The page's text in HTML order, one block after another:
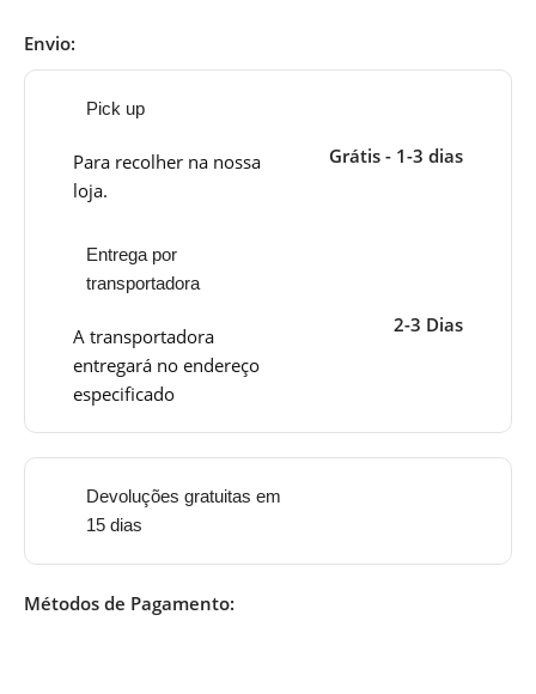
Envio:
Pick up
Para recolher na nossa
loja.
Grátis - 1-3 dias
Entrega por
transportadora
A transportadora
entregará no endereço
especificado
2-3 Dias
Devoluções gratuitas em
15 dias
Métodos de Pagamento: